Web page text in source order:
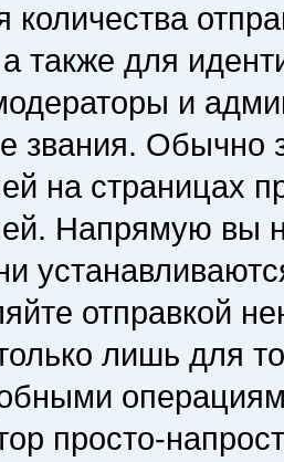
количества
также для
и
звания. Обычно
на страницах
Напрямую вы
отправкой
лишь для
просто-